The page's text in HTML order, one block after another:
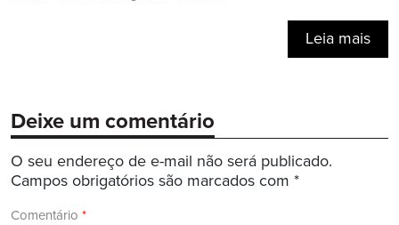
Leia mais
Deixe um comentário
O seu endereço de e-mail não será publicado.
Campos obrigatórios são marcados com *
Comentário *